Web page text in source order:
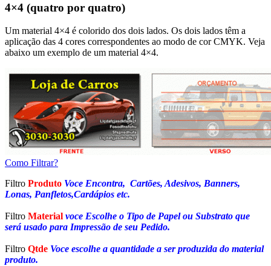
4×4 (quatro por quatro)
Um material 4×4 é colorido dos dois lados. Os dois lados têm a
aplicação das 4 cores correspondentes ao modo de cor CMYK. Veja
abaixo um exemplo de um material 4×4.
Como Filtrar?
Filtro Produto Voce Encontra, Cartões, Adesivos, Banners,
Lonas, Panfletos,Cardápios etc.
Filtro Material voce Escolhe o Tipo de Papel ou Substrato que
será usado para Impressão de seu Pedido.
Filtro Qtde Voce escolhe a quantidade a ser produzida do material
produto.